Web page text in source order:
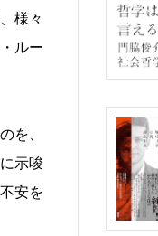
様々
ルー
を、
示唆
安を